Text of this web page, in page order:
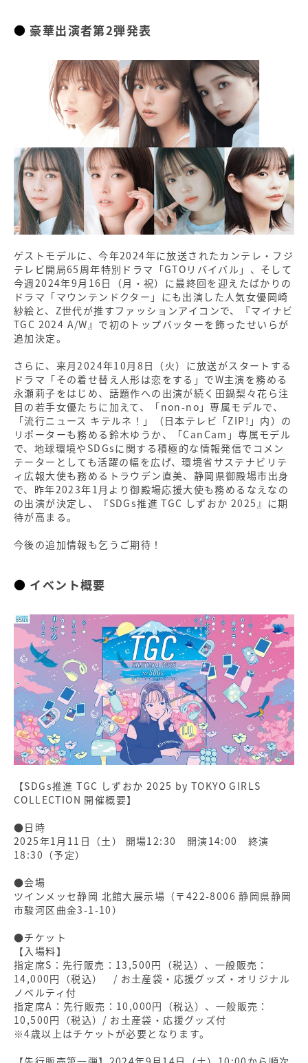
豪華出演者第2弾発表
ゲストモデルに、今年2024年に放送されたカンテレ・フジ
テレビ開局65周年特別ドラマ「GTOリバイバル」、そして
今週2024年9月16日（月・祝）に最終回を迎えたばかりの
ドラマ「マウンテンドクター」にも出演した人気女優岡崎
紗絵と、Z世代が推すファッションアイコンで、『マイナビ
TGC 2024 A/W』で初のトップバッターを飾ったせいらが
追加決定。
さらに、来月2024年10月8日（火）に放送がスタートする
ドラマ「その着せ替え人形は恋をする」でW主演を務める
永瀬莉子をはじめ、話題作への出演が続く田鍋梨々花ら注
目の若手女優たちに加えて、「non-no」専属モデルで、
「流行ニュース キテルネ！」（日本テレビ「ZIP!」内）の
リポーターも務める鈴木ゆうか、「CanCam」専属モデル
で、地球環境やSDGsに関する積極的な情報発信でコメン
テーターとしても活躍の幅を広げ、環境省サステナビリテ
ィ広報大使も務めるトラウデン直美、静岡県御殿場市出身
で、昨年2023年1月より御殿場応援大使も務めるなえなの
の出演が決定し、『SDGs推進 TGC しずおか 2025』に期
待が高まる。
今後の追加情報も乞うご期待！
イベント概要
【SDGs推進 TGC しずおか 2025 by TOKYO GIRLS
COLLECTION 開催概要】
●日時
2025年1月11日（土） 開場12:30 開演14:00 終演
18:30（予定）
●会場
ツインメッセ静岡 北館大展示場（〒422-8006 静岡県静岡
市駿河区曲金3-1-10）
●チケット
【入場料】
指定席S：先行販売：13,500円（税込）、一般販売：
14,000円（税込） / お土産袋・応援グッズ・オリジナル
ノベルティ付
指定席A：先行販売：10,000円（税込）、一般販売：
10,500円（税込）/ お土産袋・応援グッズ付
※4歳以上はチケットが必要となります。